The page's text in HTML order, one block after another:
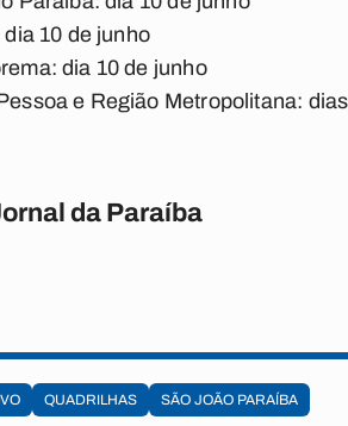
10 de junho
dia 10 de junho
e Região Metropolitana:
da Paraíba
QUADRILHAS SÃO JOÃO PARAÍBA